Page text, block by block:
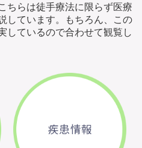
ちらは徒手療法に限らず医療
しています。もちろん、この
しているので合わせて観覧し